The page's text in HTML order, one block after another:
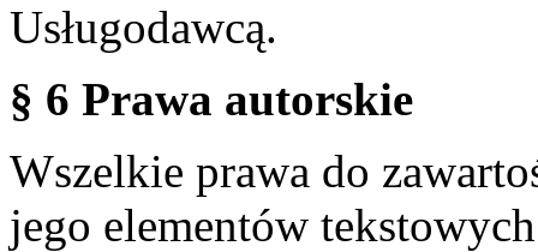
Usługodawcą.
§ 6 Prawa autorskie
Wszelkie prawa do
jego elementów